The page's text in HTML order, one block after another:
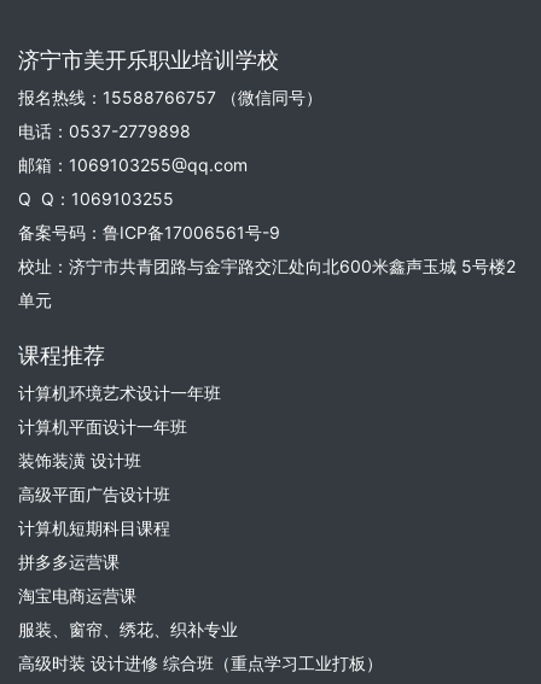
济宁市美开乐职业培训学校
报名热线：15588766757 （微信同号）
电话：0537-2779898
邮箱：1069103255@qq.com
Q Q：1069103255
备案号码： 鲁ICP备17006561号-9
校址：济宁市共青团路与金宇路交汇处向北600米鑫声玉城 5号楼2
单元
课程推荐
计算机环境艺术设计一年班
计算机平面设计一年班
装饰装潢 设计班
高级平面广告设计班
计算机短期科目课程
拼多多运营课
淘宝电商运营课
服装、窗帘、绣花、织补专业
高级时装 设计进修 综合班（重点学习工业打板）